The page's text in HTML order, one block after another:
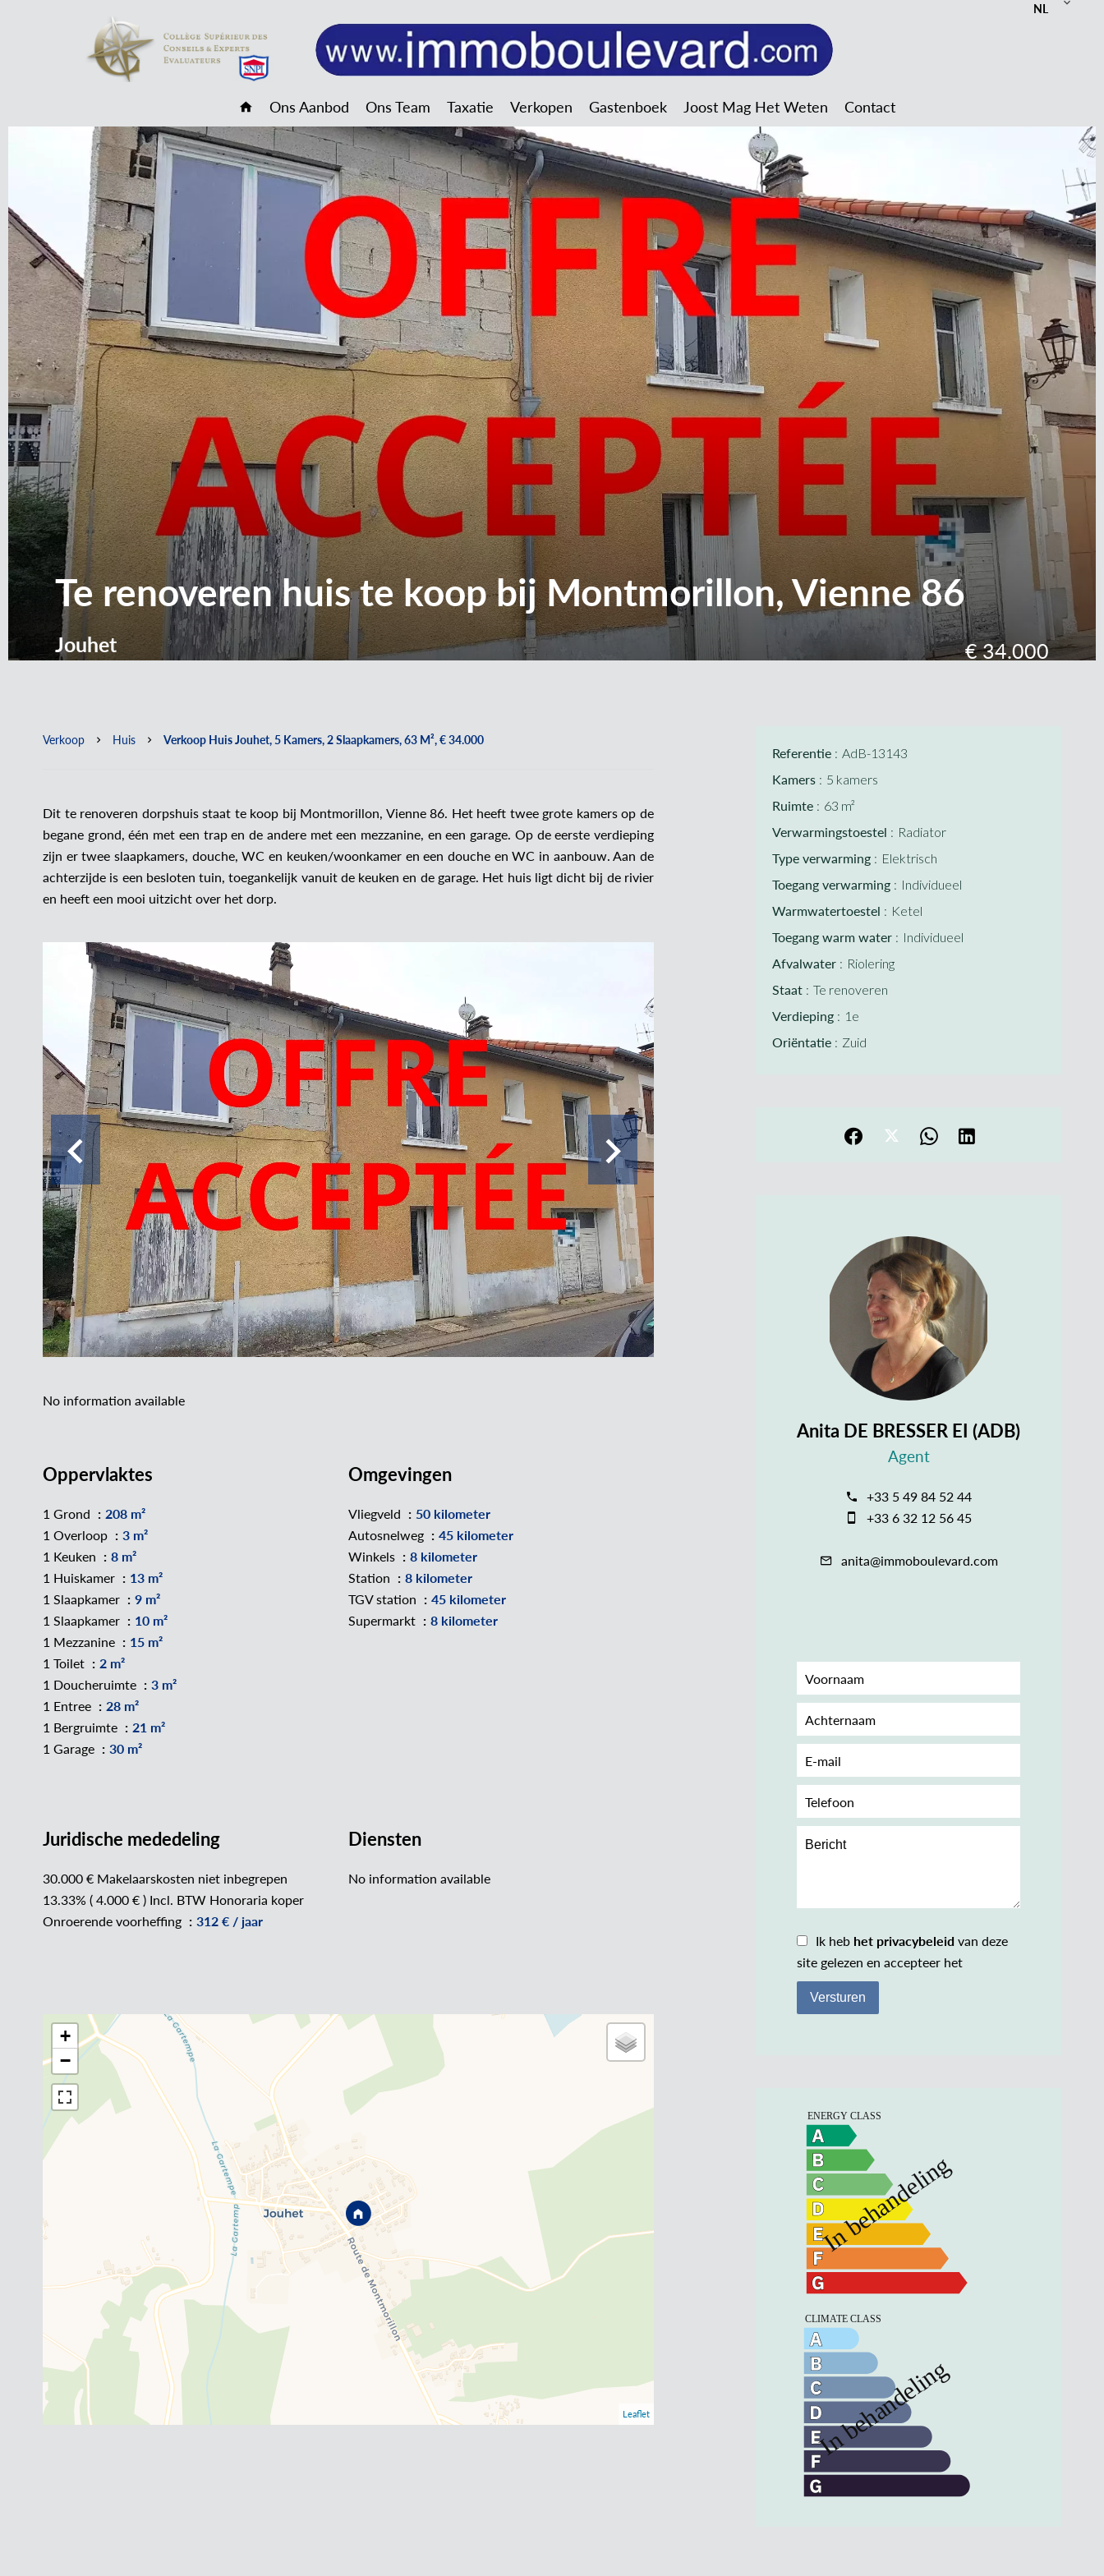
NL
Ons Aanbod Ons Team Taxatie Verkopen Gastenboek Joost Mag Het Weten Contact
Te renoveren huis te koop bij Montmorillon, Vienne 86
Jouhet € 34.000
Verkoop Huis Verkoop Huis Jouhet, 5 Kamers, 2 Slaapkamers, 63 M², € 34.000
Dit te renoveren dorpshuis staat te koop bij Montmorillon, Vienne 86. Het heeft twee grote kamers op de
begane grond, één met een trap en de andere met een mezzanine, en een garage. Op de eerste verdieping
zijn er twee slaapkamers, douche, WC en keuken/woonkamer en een douche en WC in aanbouw. Aan de
achterzijde is een besloten tuin, toegankelijk vanuit de keuken en de garage. Het huis ligt dicht bij de rivier
en heeft een mooi uitzicht over het dorp.
No information available
Oppervlaktes
1 Grond
208 m²
1 Overloop
3 m²
1 Keuken
8 m²
1 Huiskamer
13 m²
1 Slaapkamer
9 m²
1 Slaapkamer
10 m²
1 Mezzanine
15 m²
1 Toilet
2 m²
1 Doucheruimte
3 m²
1 Entree
28 m²
1 Bergruimte
21 m²
1 Garage
30 m²
Omgevingen
Vliegveld
50 kilometer
Autosnelweg
45 kilometer
Winkels
8 kilometer
Station
8 kilometer
TGV station
45 kilometer
Supermarkt
8 kilometer
Juridische mededeling
30.000 € Makelaarskosten niet inbegrepen
13.33% ( 4.000 € ) Incl. BTW Honoraria koper
Onroerende voorheffing
312 € / jaar
Diensten
No information available
+
−
Leaflet
Referentie AdB-13143
Kamers 5 kamers
Ruimte 63 m²
Verwarmingstoestel Radiator
Type verwarming Elektrisch
Toegang verwarming Individueel
Warmwatertoestel Ketel
Toegang warm water Individueel
Afvalwater Riolering
Staat Te renoveren
Verdieping 1e
Oriëntatie Zuid
Anita DE BRESSER EI (ADB)
Agent
+33 5 49 84 52 44
+33 6 32 12 56 45
anita@immoboulevard.com
Ik heb het privacybeleidvan deze
site gelezen en accepteer het
Versturen